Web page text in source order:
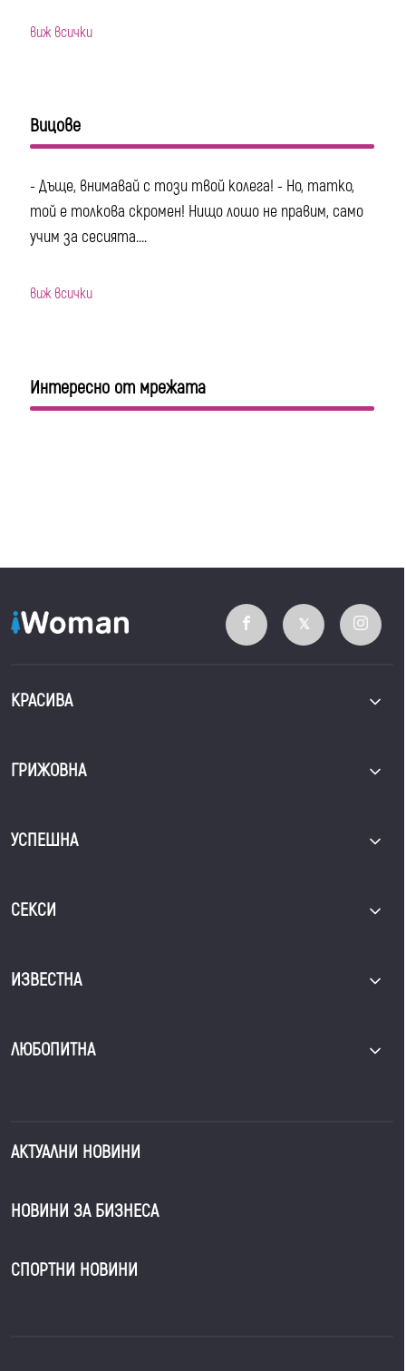
виж всички
Вицове
- Дъще, внимавай с този твой колега! - Но, татко,
той е толкова скромен! Нищо лошо не правим, само
учим за сесията....
виж всички
Интересно от мрежата
КРАСИВА
ГРИЖОВНА
УСПЕШНА
СЕКСИ
ИЗВЕСТНА
ЛЮБОПИТНА
АКТУАЛНИ НОВИНИ
НОВИНИ ЗА БИЗНЕСА
СПОРТНИ НОВИНИ